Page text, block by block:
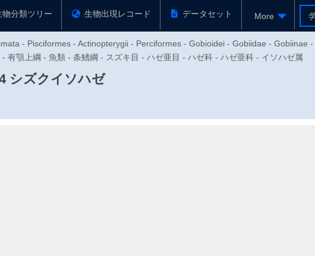
物分類ツリー 生物出現レコード データセット More
- Pisciformes - Actinopterygii - Perciformes - Gobioidei - Gobiidae - Gobiinae -
顎上綱 - 魚類 - 条鰭綱 - スズキ目 - ハゼ亜目 - ハゼ科 - ハゼ亜科 - イソハゼ属
シズクイソハゼ